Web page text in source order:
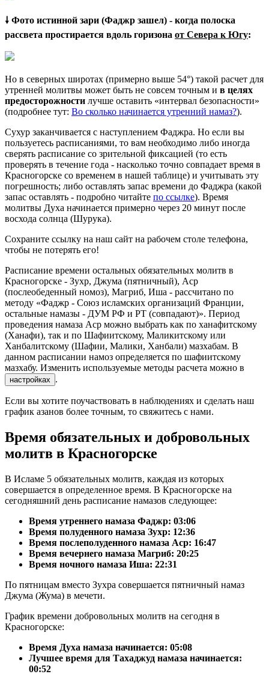
🠗 Фото истинной зари (Фаджр зашел) - когда полоска
рассвета простирается вдоль горизона от Севера к Югу:
Но в северных широтах (примерно выше 54°) такой расчет для
утренней молитвы может быть не совсем точным и в целях
предосторожности лучше оставить «интервал безопасности»
(подробнее тут: Во сколько начинается утренний намаз?).
Сухур заканчивается с наступлением Фаджра. Но если вы
пользуетесь расписаниями, то вам необходимо либо иногда
сверять расписание со зрительной фиксацией (то есть
проверять в течение года - насколько точно совпадает время в
Красногорске со временем в нашей таблице) и учитывать эту
погрешность; либо оставлять запас времени до Фаджра (какой
запас оставлять - подробно читайте по ссылке). Время
молитвы Духа начинается примерно через 20 минут после
восхода солнца (Шурука).
Сохраните ссылку на наш сайт на рабочем столе телефона,
чтобы не потерять его!
Расписание времени остальных обязательных молитв в
Красногорске - Зухр, Джума (пятничный), Аср
(послеобеденный номоз), Магриб, Иша - рассчитано по
методу «Фаджр - Союз исламских организаций Франции,
остальные намазы - ДУМ РФ и РТ (совпадают)». Период
проведения намаза Аср можно выбрать как по ханафитскому
(Ханафи), так и по Шафиитскому, Маликитскому или
Ханбалитскому (Шафии, Малики, Ханбали) мазхабам. В
данном расписании намоз определяется по шафиитскому
мазхабу. Изменить используемые методы расчета можно в
настройках .
Если вы хотите поучаствовать в наблюдениях и сделать наш
график азанов более точным, то свяжитесь с нами.
Время обязательных и добровольных
молитв в Красногорске
В Исламе 5 обязательных молитв, каждая из которых
совершается в определенное время. В Красногорске на
сегодняшний день расписание намазов следующее:
Время утреннего намаза Фаджр: 03:06
Время полуденного намаза Зухр: 12:36
Время послеполуденного намаза Аср: 16:47
Время вечернего намаза Магриб: 20:25
Время ночного намаза Иша: 22:31
По пятницам вместо Зухра совершается пятничный намаз
Джума (Жума) в мечети.
График времени добровольных молитв на сегодня в
Красногорске:
Время Духа намаза начинается: 05:08
Лучшее время для Тахаджуд намаза начинается:
00:52